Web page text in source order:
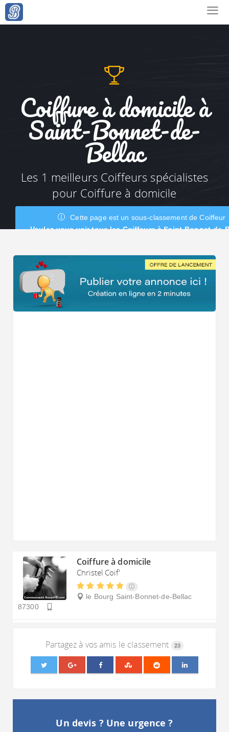
Coiffure à domicile à
Saint-Bonnet-de-
Bellac
Les 1 meilleurs Coiffeurs spécialistes
pour Coiffure à domicile
Cette page est un sous-classement de Coiffeur
Voulez-vous voir tous les Coiffeurs à Saint-Bonnet-de-
Coiffure à domicile
Christel Coif'
le Bourg Saint-Bonnet-de-Bellac
87300
Partagez à vos amis le classement 23
Un devis ? Une urgence ?